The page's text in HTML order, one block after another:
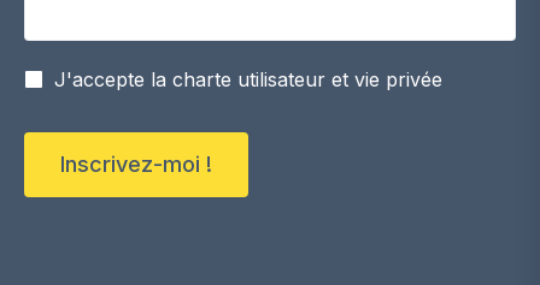
J'accepte la charte utilisateur et vie privée
Inscrivez-moi !